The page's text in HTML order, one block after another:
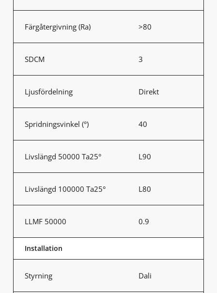
Färgåtergivning (Ra) >80
SDCM 3
Ljusfördelning Direkt
Spridningsvinkel (°) 40
Livslängd 50000 Ta25° L90
Livslängd 100000 Ta25° L80
LLMF 50000 0.9
Installation
Styrning Dali